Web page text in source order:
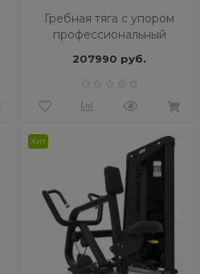
Гребная тяга с упором
профессиональный
207990 руб.
Хит